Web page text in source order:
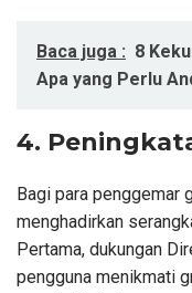
Baca juga : 8
Apa yang Perlu
4.
Bagi para penggemar
menghadirkan
Pertama, dukungan
pengguna menikmati